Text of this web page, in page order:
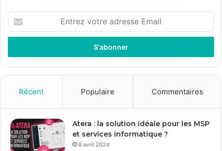
t
e
z
r
e
a
d
Récent Populaire Commentaires
Atera : la solution idéale pour les MSP
et services informatique ?
6 avril 2024